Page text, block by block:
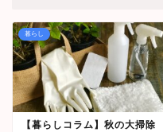
暮らし
【暮らしコラム】秋の大掃除